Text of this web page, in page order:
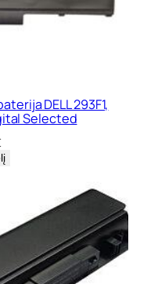
DELL 293F1,
Selected